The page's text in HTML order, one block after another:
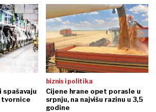
spašavaju
tvornice
biznis i politika
Cijene hrane opet porasle u
srpnju, na najvišu razinu u 3,5
godine